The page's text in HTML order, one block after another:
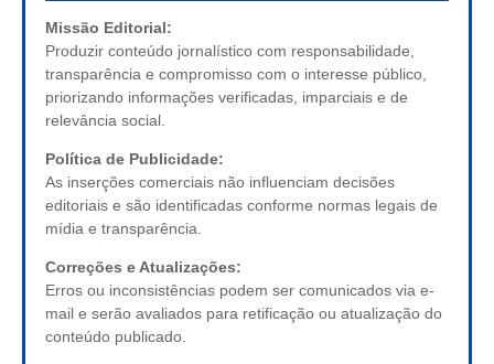
Missão Editorial:
Produzir conteúdo jornalístico com responsabilidade,
transparência e compromisso com o interesse público,
priorizando informações verificadas, imparciais e de
relevância social.
Política de Publicidade:
As inserções comerciais não influenciam decisões
editoriais e são identificadas conforme normas legais de
mídia e transparência.
Correções e Atualizações:
Erros ou inconsistências podem ser comunicados via e-
mail e serão avaliados para retificação ou atualização do
conteúdo publicado.